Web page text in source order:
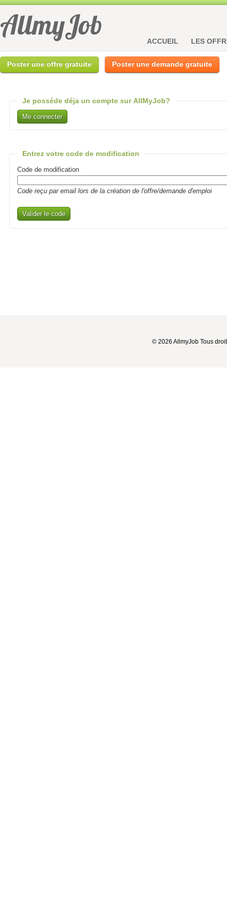
AllmyJob ACCUEIL LES
Poster une offre gratuite Poster une demande gratuite
Je posséde déja un compte sur AllMyJob?
Me connecter
Entrez votre code de modification
Code de modification
Code reçu par email lors de la création de l'offre/demande d'emploi
© 2026 AllmyJob Tous